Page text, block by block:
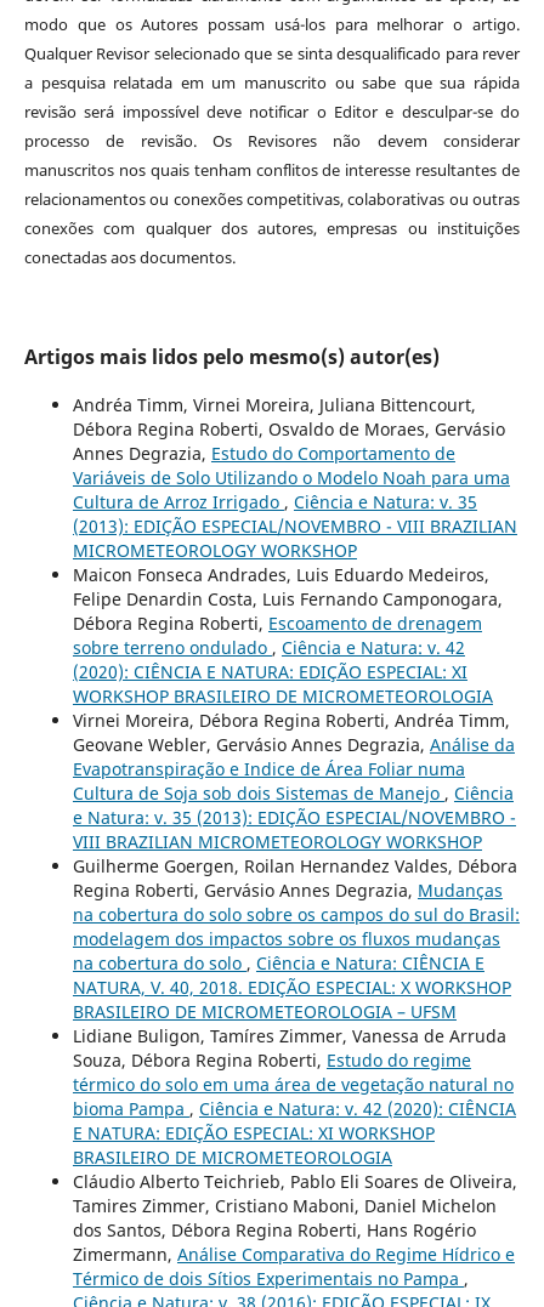
modo que os Autores possam usá-los para melhorar o artigo.
Qualquer Revisor selecionado que se sinta desqualificado para rever
a pesquisa relatada em um manuscrito ou sabe que sua rápida
revisão será impossível deve notificar o Editor e desculpar-se do
processo de revisão. Os Revisores não devem considerar
manuscritos nos quais tenham conflitos de interesse resultantes de
relacionamentos ou conexões competitivas, colaborativas ou outras
conexões com qualquer dos autores, empresas ou instituições
conectadas aos documentos.
Artigos mais lidos pelo mesmo(s) autor(es)
Andréa Timm, Virnei Moreira, Juliana Bittencourt,
Débora Regina Roberti, Osvaldo de Moraes, Gervásio
Annes Degrazia, Estudo do Comportamento de
Variáveis de Solo Utilizando o Modelo Noah para uma
Cultura de Arroz Irrigado , Ciência e Natura: v. 35
(2013): EDIÇÃO ESPECIAL/NOVEMBRO - VIII BRAZILIAN
MICROMETEOROLOGY WORKSHOP
Maicon Fonseca Andrades, Luis Eduardo Medeiros,
Felipe Denardin Costa, Luis Fernando Camponogara,
Débora Regina Roberti, Escoamento de drenagem
sobre terreno ondulado , Ciência e Natura: v. 42
(2020): CIÊNCIA E NATURA: EDIÇÃO ESPECIAL: XI
WORKSHOP BRASILEIRO DE MICROMETEOROLOGIA
Virnei Moreira, Débora Regina Roberti, Andréa Timm,
Geovane Webler, Gervásio Annes Degrazia, Análise da
Evapotranspiração e Indice de Área Foliar numa
Cultura de Soja sob dois Sistemas de Manejo , Ciência
e Natura: v. 35 (2013): EDIÇÃO ESPECIAL/NOVEMBRO -
VIII BRAZILIAN MICROMETEOROLOGY WORKSHOP
Guilherme Goergen, Roilan Hernandez Valdes, Débora
Regina Roberti, Gervásio Annes Degrazia, Mudanças
na cobertura do solo sobre os campos do sul do Brasil:
modelagem dos impactos sobre os fluxos mudanças
na cobertura do solo , Ciência e Natura: CIÊNCIA E
NATURA, V. 40, 2018. EDIÇÃO ESPECIAL: X WORKSHOP
BRASILEIRO DE MICROMETEOROLOGIA – UFSM
Lidiane Buligon, Tamíres Zimmer, Vanessa de Arruda
Souza, Débora Regina Roberti, Estudo do regime
térmico do solo em uma área de vegetação natural no
bioma Pampa , Ciência e Natura: v. 42 (2020): CIÊNCIA
E NATURA: EDIÇÃO ESPECIAL: XI WORKSHOP
BRASILEIRO DE MICROMETEOROLOGIA
Cláudio Alberto Teichrieb, Pablo Eli Soares de Oliveira,
Tamires Zimmer, Cristiano Maboni, Daniel Michelon
dos Santos, Débora Regina Roberti, Hans Rogério
Zimermann, Análise Comparativa do Regime Hídrico e
Térmico de dois Sítios Experimentais no Pampa ,